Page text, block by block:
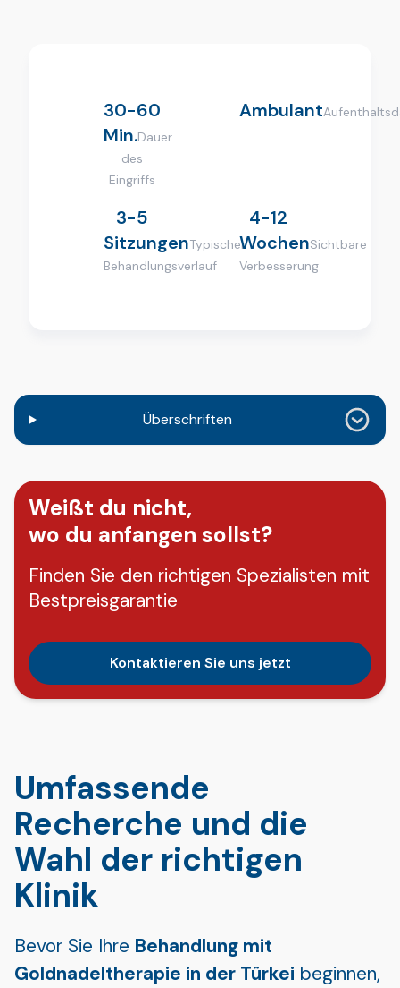
30-60
Min.Dauer
des
Eingriffs
Ambulant
3-5
SitzungenTypischer
Behandlungsverlauf
4-12
WochenSichtbare
Verbesserung
Überschriften
Weißt du nicht,
wo du anfangen sollst?
Finden Sie den richtigen Spezialisten mit
Bestpreisgarantie
Kontaktieren Sie uns jetzt
Umfassende
Recherche und die
Wahl der richtigen
Klinik
Bevor Sie Ihre Behandlung mit
Goldnadeltherapie in der Türkei beginnen,